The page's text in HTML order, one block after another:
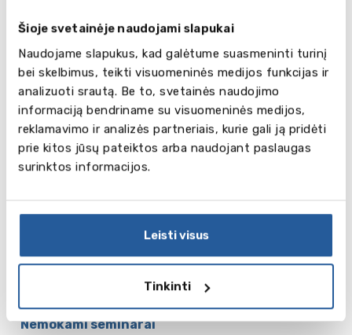
Šioje svetainėje naudojami slapukai
Naudojame slapukus, kad galėtume suasmeninti turinį
bei skelbimus, teikti visuomeninės medijos funkcijas ir
analizuoti srautą. Be to, svetainės naudojimo
informaciją bendriname su visuomeninės medijos,
reklamavimo ir analizės partneriais, kurie gali ją pridėti
prie kitos jūsų pateiktos arba naudojant paslaugas
surinktos informacijos.
Leisti visus
Tinkinti
Parodos dalyviai
Parodoje dalyvauja daugiau nei 50 švietimo įstaigų
iš viso pasaulio.
Nemokami seminarai